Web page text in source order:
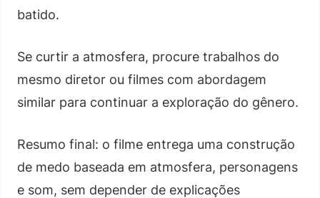
batido.
Se curtir a atmosfera, procure trabalhos do
mesmo diretor ou filmes com abordagem
similar para continuar a exploração do gênero.
Resumo final: o filme entrega uma construção
de medo baseada em atmosfera, personagens
e som, sem depender de explicações